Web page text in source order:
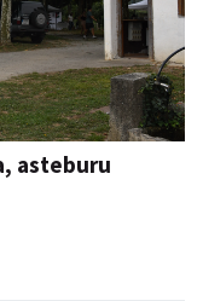
asteburu